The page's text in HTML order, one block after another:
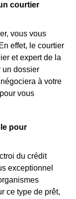
courtier
vous vous
effet, le courtier
et expert de la
un dossier
à votre
vous
pour
du crédit
exceptionnel
ce type de prêt,